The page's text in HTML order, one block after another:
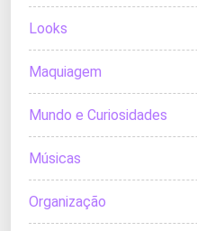
Looks
Maquiagem
Mundo e Curiosidades
Músicas
Organização